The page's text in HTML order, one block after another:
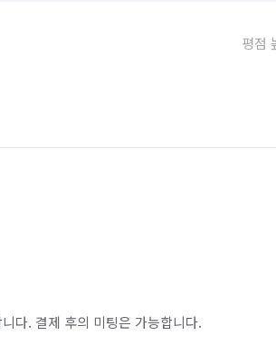
다. 결제 후의 미팅은 가능합니다.